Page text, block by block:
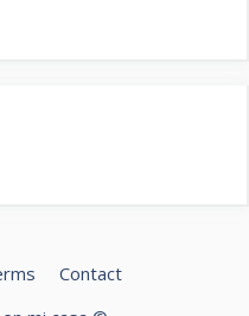
Contact